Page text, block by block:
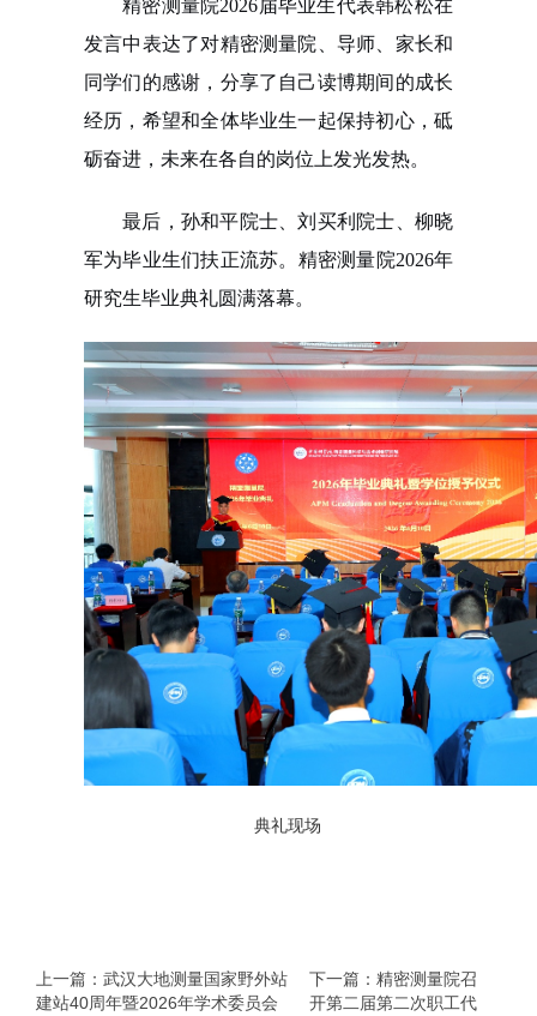
精密测量院2026届毕业生代表韩松松在
发言中表达了对精密测量院、导师、家长和
同学们的感谢，分享了自己读博期间的成长
经历，希望和全体毕业生一起保持初心，砥
砺奋进，未来在各自的岗位上发光发热。
最后，孙和平院士、刘买利院士、柳晓
军为毕业生们扶正流苏。精密测量院2026年
研究生毕业典礼圆满落幕。
典礼现场
上一篇：武汉大地测量国家野外站
建站40周年暨2026年学术委员会
下一篇：精密测量院召
开第二届第二次职工代